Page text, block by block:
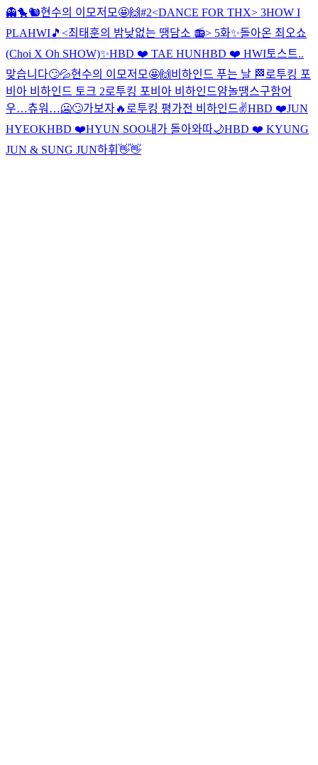
👻🐤🐿️현수의 이모저모🤩🙌#2<DANCE FOR THX> 3HOW I
PLAHWI🎵 <최태훈의 밤낮없는 땡담소 📻> 5화✨돌아온 최오쇼
(Choi X Oh SHOW)✨HBD ❤️ TAE HUNHBD ❤️ HWI토스트..
맞습니다🙄💦현수의 이모저모🤩🙌 비하인드 푸는 날 🏁 로투킹 포
비아 비하인드 토크 2로투킹 포비아 비하인드얌놀땡스구함어
우…츄워…🥶🙄가보자🔥 로투킹 평가전 비하인드✌️HBD ❤️JUN
HYEOKHBD ❤️HYUN SOO내가 돌아와따🌙HBD ❤️ KYUNG
JUN & SUNG JUN하휘👋👋